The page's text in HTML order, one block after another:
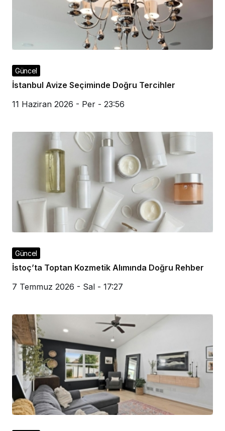
Güncel
İstanbul Avize Seçiminde Doğru Tercihler
11 Haziran 2026 - Per - 23:56
Güncel
İstoç’ta Toptan Kozmetik Alımında Doğru Rehber
7 Temmuz 2026 - Sal - 17:27